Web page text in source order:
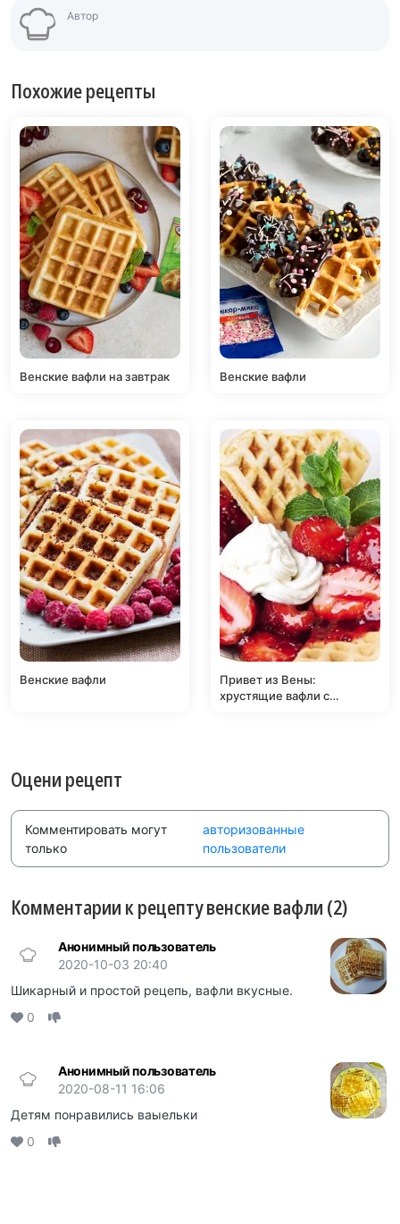
Автор
Похожие рецепты
Венские вафли на завтрак Венские вафли
Венские вафли
Привет из Вены:
хрустящие вафли с
Оцени рецепт
Комментировать могут
только
авторизованные
пользователи
Комментарии к рецепту венские вафли (2)
Анонимный пользователь
2020-10-03 20:40
Шикарный и простой рецепь, вафли вкусные.
0
Анонимный пользователь
2020-08-11 16:06
Детям понравились ваыельки
0